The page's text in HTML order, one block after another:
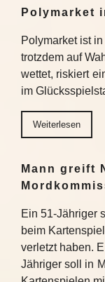
Polymarket
Polymarket ist
trotzdem auf
wettet, riskiert
im
Weiterlesen
Mann greift
Ein 51-Jähriger
beim
verletzt haben.
Jähriger soll in